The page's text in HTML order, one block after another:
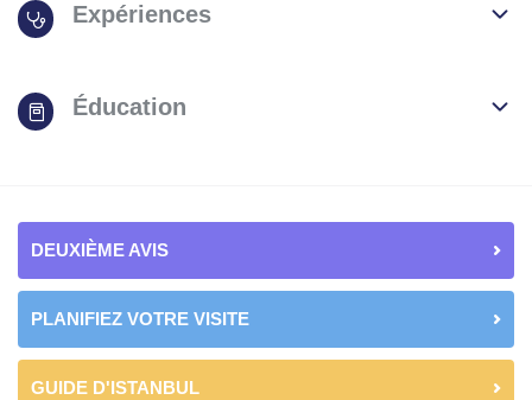
Expériences
Éducation
DEUXIÈME AVIS
PLANIFIEZ VOTRE VISITE
GUIDE D'ISTANBUL